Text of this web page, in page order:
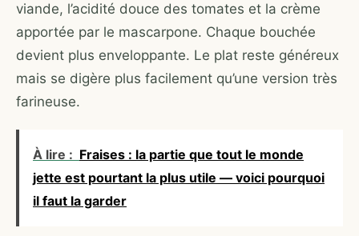
viande, l’acidité douce des tomates et la crème
apportée par le mascarpone. Chaque bouchée
devient plus enveloppante. Le plat reste généreux
mais se digère plus facilement qu’une version très
farineuse.
À lire : Fraises : la partie que tout le monde
jette est pourtant la plus utile — voici pourquoi
il faut la garder